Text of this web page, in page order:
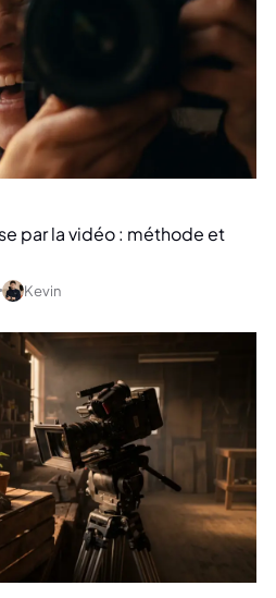
par la vidéo : méthode et
Kevin